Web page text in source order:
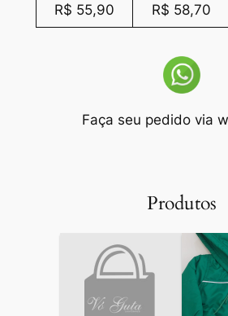
R$ 55,90 R$ 58,70
Faça seu pedido via
Produtos